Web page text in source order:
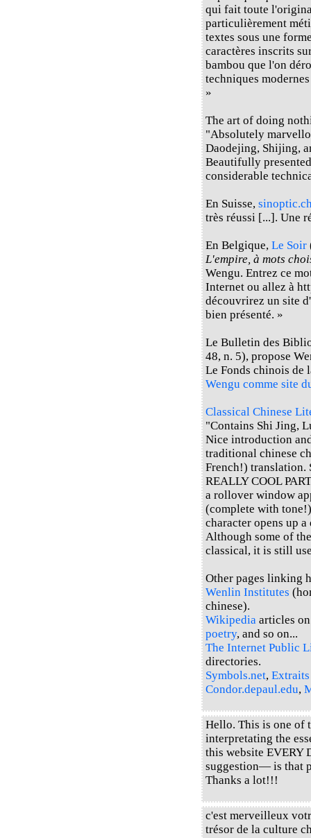
qui fait toute
particulièrement
textes sous une
caractères inscrits
bambou que l'on
techniques
»
The art of doing
"Absolutely
Daodejing, Shijing,
Beautifully
considerable
En Suisse,
très réussi [...]. Une
En Belgique, Le Soir
L'empire, à mots
Wengu. Entrez ce
Internet ou allez à
découvrirez un site
bien présenté. »
Le Bulletin des
48, n. 5), propose
Le Fonds chinois
Wengu comme site
Classical Chinese
"Contains Shi Jing,
Nice introduction
traditional chinese
French!) translation.
REALLY COOL
a rollover window
(complete with
character opens up
Although some of
classical, it is still
Other pages linking
Wenlin Institutes
chinese).
Wikipedia articles
poetry, and so on...
The Internet Public
directories.
Symbols.net, Extraits
Condor.depaul.edu,
Hello. This is one of
interpretating the
this website EVERY
suggestion— is that
Thanks a lot!!!
c'est merveilleux
trésor de la culture